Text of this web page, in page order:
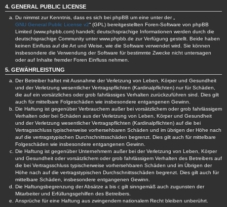
4. GENERAL PUBLIC LICENSE
Du nimmst zur Kenntnis, dass es sich bei phpBB um eine unter der „
GNU General Public License v2“ (GPL) bereitgestellten Foren-Software von phpBB
Limited (www.phpbb.com) handelt; deutschsprachige Informationen werden durch die
deutschsprachige Community unter www.phpbb.de zur Verfügung gestellt. Beide haben
keinen Einfluss auf die Art und Weise, wie die Software verwendet wird. Sie können
insbesondere die Verwendung der Software für bestimmte Zwecke nicht untersagen
oder auf Inhalte fremder Foren Einfluss nehmen.
5. GEWÄHRLEISTUNG
Der Betreiber haftet mit Ausnahme der Verletzung von Leben, Körper und Gesundheit
und der Verletzung wesentlicher Vertragspflichten (Kardinalpflichten) nur für Schäden,
die auf ein vorsätzliches oder grob fahrlässiges Verhalten zurückzuführen sind. Dies gilt
auch für mittelbare Folgeschäden wie insbesondere entgangenen Gewinn.
Die Haftung ist gegenüber Verbrauchern außer bei vorsätzlichem oder grob fahrlässigem
Verhalten oder bei Schäden aus der Verletzung von Leben, Körper und Gesundheit
und der Verletzung wesentlicher Vertragspflichten (Kardinalpflichten) auf die bei
Vertragsschluss typischerweise vorhersehbaren Schäden und im übrigen der Höhe nach
auf die vertragstypischen Durchschnittsschäden begrenzt. Dies gilt auch für mittelbare
Folgeschäden wie insbesondere entgangenen Gewinn.
Die Haftung ist gegenüber Unternehmern außer bei der Verletzung von Leben, Körper
und Gesundheit oder vorsätzlichem oder grob fahrlässigem Verhalten des Betreibers auf
die bei Vertragsschluss typischerweise vorhersehbaren Schäden und im Übrigen der
Höhe nach auf die vertragstypischen Durchschnittsschäden begrenzt. Dies gilt auch für
mittelbare Schäden, insbesondere entgangenen Gewinn.
Die Haftungsbegrenzung der Absätze a bis c gilt sinngemäß auch zugunsten der
Mitarbeiter und Erfüllungsgehilfen des Betreibers.
Ansprüche für eine Haftung aus zwingendem nationalem Recht bleiben unberührt.